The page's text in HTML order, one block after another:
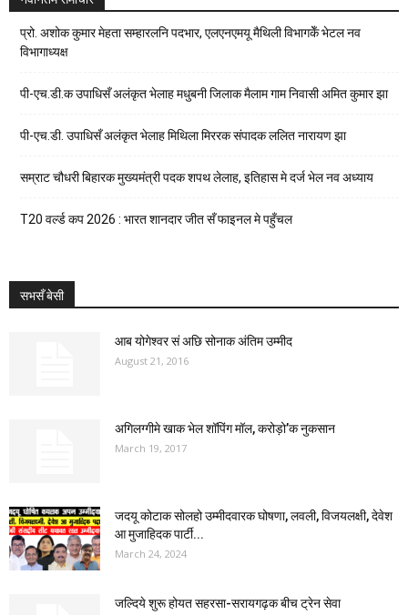
प्रो. अशोक कुमार मेहता सम्हारलनि पदभार, एलएनएमयू मैथिली विभागकेँ भेटल नव
विभागाध्यक्ष
पी-एच.डी.क उपाधिसँ अलंकृत भेलाह मधुबनी जिलाक मैलाम गाम निवासी अमित कुमार झा
पी-एच.डी. उपाधिसँ अलंकृत भेलाह मिथिला मिररक संपादक ललित नारायण झा
सम्राट चौधरी बिहारक मुख्यमंत्री पदक शपथ लेलाह, इतिहास मे दर्ज भेल नव अध्याय
T20 वर्ल्ड कप 2026 : भारत शानदार जीत सँ फाइनल मे पहुँचल
सभसँ बेसी
आब योगेश्वर सं अछि सोनाक अंतिम उम्मीद
August 21, 2016
अगिलग्गीमे खाक भेल शॉपिंग मॉल, करोड़ो’क नुकसान
March 19, 2017
जदयू कोटाक सोलहो उम्मीदवारक घोषणा, लवली, विजयलक्षी, देवेश
आ मुजाहिदक पार्टी...
March 24, 2024
जल्दिये शुरू होयत सहरसा-सरायगढ़क बीच ट्रेन सेवा